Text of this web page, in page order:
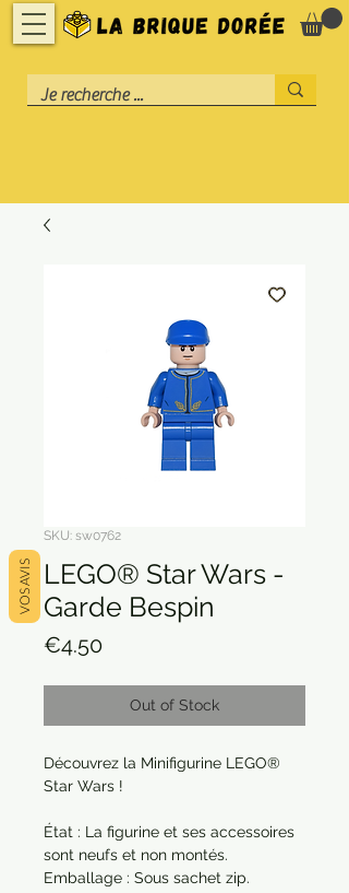
SKU: sw0762
LEGO® Star Wars -
Garde Bespin
€4.50Price
Out of Stock
Découvrez la Minifigurine LEGO®
Star Wars !
État : La figurine et ses accessoires
sont neufs et non montés.
Emballage : Sous sachet zip.
VOS AVIS